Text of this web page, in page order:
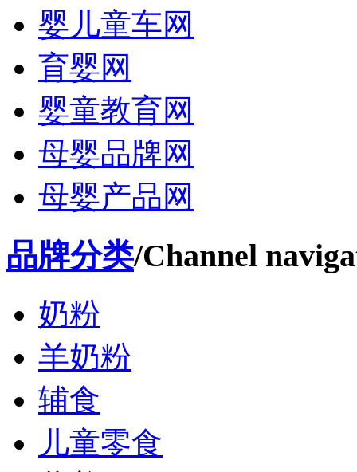
婴儿童车网
育婴网
婴童教育网
母婴品牌网
母婴产品网
品牌分类/Channel
奶粉
羊奶粉
辅食
儿童零食